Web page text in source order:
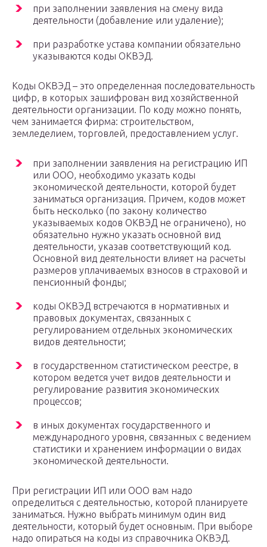
при заполнении заявления на смену вида
деятельности (добавление или удаление);
при разработке устава компании обязательно
указываются коды ОКВЭД.
Коды ОКВЭД – это определенная последовательность
цифр, в которых зашифрован вид хозяйственной
деятельности организации. По коду можно понять,
чем занимается фирма: строительством,
земледелием, торговлей, предоставлением услуг.
при заполнении заявления на регистрацию ИП
или ООО, необходимо указать коды
экономической деятельности, которой будет
заниматься организация. Причем, кодов может
быть несколько (по закону количество
указываемых кодов ОКВЭД не ограничено), но
обязательно нужно указать основной вид
деятельности, указав соответствующий код.
Основной вид деятельности влияет на расчеты
размеров уплачиваемых взносов в страховой и
пенсионный фонды;
коды ОКВЭД встречаются в нормативных и
правовых документах, связанных с
регулированием отдельных экономических
видов деятельности;
в государственном статистическом реестре, в
котором ведется учет видов деятельности и
регулирование развития экономических
процессов;
в иных документах государственного и
международного уровня, связанных с ведением
статистики и хранением информации о видах
экономической деятельности.
При регистрации ИП или ООО вам надо
определиться с деятельностью, которой планируете
заниматься. Нужно выбрать минимум один вид
деятельности, который будет основным. При выборе
надо опираться на коды из справочника ОКВЭД.